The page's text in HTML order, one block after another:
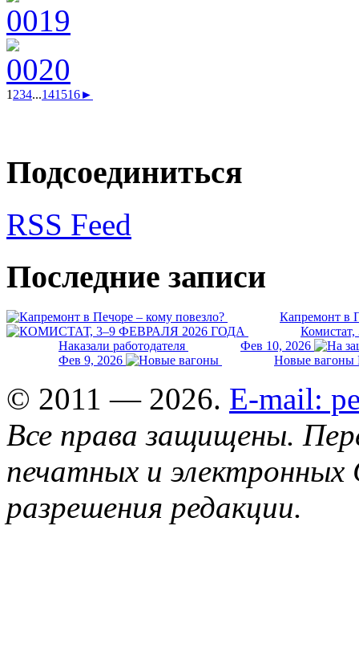
1234...141516►
Подсоединиться
RSS Feed
Последние записи
Капремонт в
Комистат,
Наказали работодателя
Фев 10, 2026
Фев 9, 2026
Новые вагоны
© 2011 — 2026. E-mail:
Все права защищены.
печатных и
разрешения редакции.